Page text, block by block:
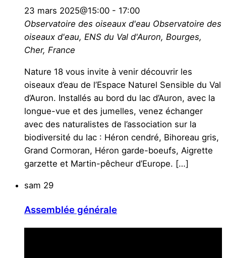
23 mars 2025@15:00 - 17:00
Observatoire des oiseaux d'eau Observatoire des
oiseaux d'eau, ENS du Val d'Auron, Bourges,
Cher, France
Nature 18 vous invite à venir découvrir les
oiseaux d’eau de l’Espace Naturel Sensible du Val
d’Auron. Installés au bord du lac d’Auron, avec la
longue-vue et des jumelles, venez échanger
avec des naturalistes de l’association sur la
biodiversité du lac : Héron cendré, Bihoreau gris,
Grand Cormoran, Héron garde-boeufs, Aigrette
garzette et Martin-pêcheur d’Europe. […]
sam 29
Assemblée générale